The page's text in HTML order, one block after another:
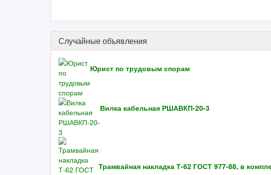
Случайные объявления
Юрист по трудовым спорам
Вилка кабельная РШАВКП-20-3
Трамвайная накладка Т-62 ГОСТ 977-88, в